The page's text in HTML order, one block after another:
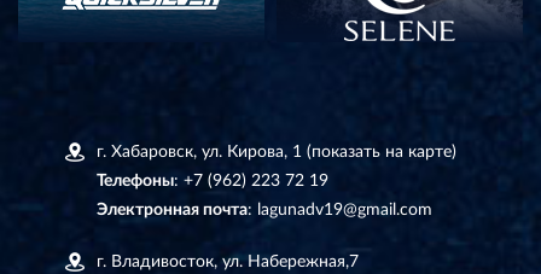
г. Хабаровск, ул. Кирова, 1 (показать на карте)
Телефоны: +7 (962) 223 72 19
Электронная почта: lagunadv19@gmail.com
г. Владивосток, ул. Набережная,7